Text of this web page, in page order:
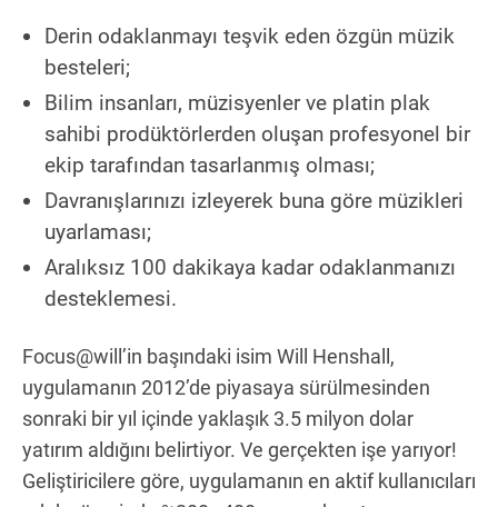
Derin odaklanmayı teşvik eden özgün müzik
besteleri;
Bilim insanları, müzisyenler ve platin plak
sahibi prodüktörlerden oluşan profesyonel bir
ekip tarafından tasarlanmış olması;
Davranışlarınızı izleyerek buna göre müzikleri
uyarlaması;
Aralıksız 100 dakikaya kadar odaklanmanızı
desteklemesi.
Focus@will’in başındaki isim Will Henshall,
uygulamanın 2012’de piyasaya sürülmesinden
sonraki bir yıl içinde yaklaşık 3.5 milyon dolar
yatırım aldığını belirtiyor. Ve gerçekten işe yarıyor!
Geliştiricilere göre, uygulamanın en aktif kullanıcıları